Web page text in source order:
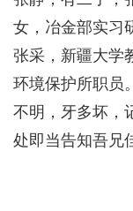
女，冶金部实习
张采，新疆大学
环境保护所职员
不明，牙多坏，
处即当告知吾